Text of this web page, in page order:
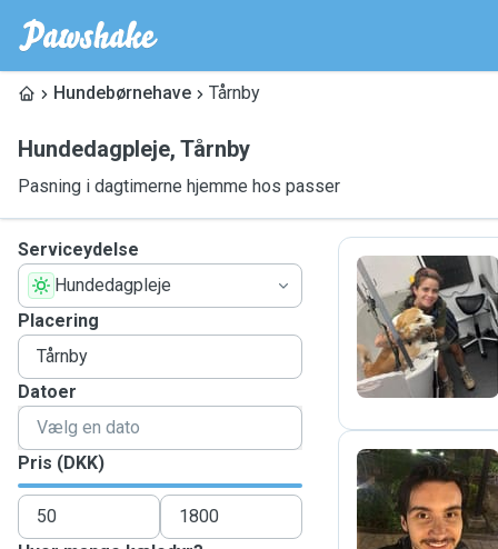
Hundebørnehave Tårnby
Hundedagpleje, Tårnby
Pasning i dagtimerne hjemme hos passer
Serviceydelse
Hundedagpleje
Placering
Datoer
Pris (DKK)
P
A